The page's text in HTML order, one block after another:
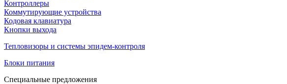
Контроллеры
Коммутирующие устройства
Кодовая клавиатура
Кнопки выхода
Тепловизоры и системы эпидем-контроля
Блоки питания
Специальные предложения